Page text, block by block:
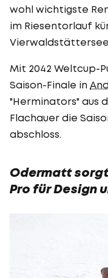
wohl wichtigste
im Riesentorlauf
Mit 2042 Weltcup-
Saison-Finale in
"Herminators" aus
Flachauer die
abschloss.
Odermatt sorgt
Pro für Design